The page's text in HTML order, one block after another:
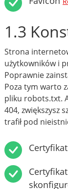
1.3
Strona
użytkowników i
Poprawnie
Poza tym warto
pliku robots.txt.
404, zwiększysz
trafił pod
Certyfikat